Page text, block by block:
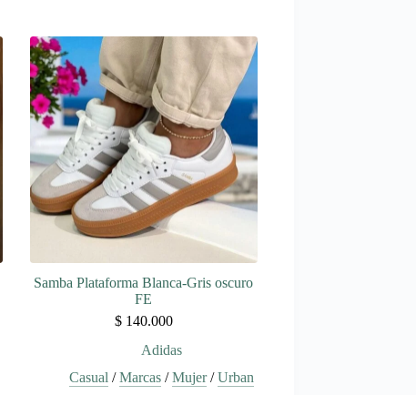
Samba Plataforma Blanca-Gris oscuro
FE
$140.000
Adidas
Casual /Marcas /Mujer/Urban